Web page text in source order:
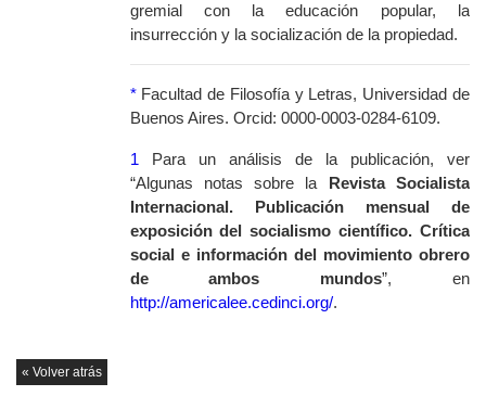
gremial con la educación popular, la
insurrección y la socialización de la propiedad.
*Facultad de Filosofía y Letras, Universidad de
Buenos Aires. Orcid: 0000-0003-0284-6109.
1 Para un análisis de la publicación, ver
“Algunas notas sobre la Revista Socialista
Internacional. Publicación mensual de
exposición del socialismo científico. Crítica
social e información del movimiento obrero
de ambos mundos”, en
http://americalee.cedinci.org/.
« Volver atrás